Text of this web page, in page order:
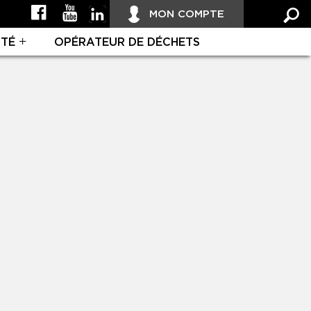
MON COMPTE
OPÉRATEUR DE DÉCHETS